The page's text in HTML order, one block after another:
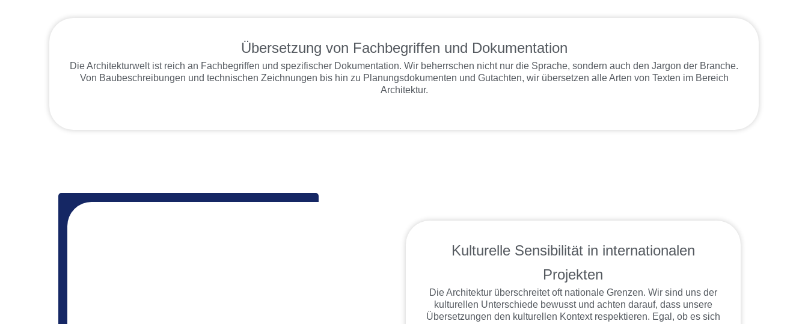
Übersetzung von Fachbegriffen und Dokumentation
Die Architekturwelt ist reich an Fachbegriffen und spezifischer Dokumentation. Wir beherrschen nicht nur die Sprache, sondern auch den Jargon der Branche.
Von Baubeschreibungen und technischen Zeichnungen bis hin zu Planungsdokumenten und Gutachten, wir übersetzen alle Arten von Texten im Bereich
Architektur.
Kulturelle Sensibilität in internationalen
Projekten
Die Architektur überschreitet oft nationale Grenzen. Wir sind uns der
kulturellen Unterschiede bewusst und achten darauf, dass unsere
Übersetzungen den kulturellen Kontext respektieren. Egal, ob es sich